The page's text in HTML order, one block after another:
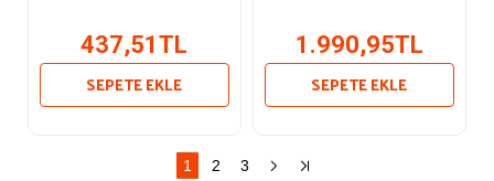
437,51TL
SEPETE EKLE
1.990,95TL
SEPETE EKLE
1 2
3